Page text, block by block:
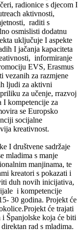
radionice s djecom I
aktivnosti,
raditi s
osmislisti dodatnu
uključuje I aspekte
I jačanja kapaciteta
informiranje
EVS, Erasmus
vezanih za razmjene
ljudi za aktivni
za učenje, rrazvoj
I kompetencije za
se Europsko
socijalne
kreativnost.
I društvene sadržaje
mladima s manje
manjinama, te
kreatori s pokazati i
duh novih inicijativa,
i kompetencije
30 godina. Projekt će
će trajati
i Španjolske koja će biti
rad s mladima.